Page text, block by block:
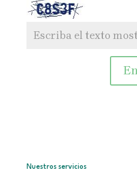
Nuestros servicios